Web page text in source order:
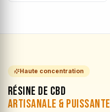
Haute concentration
Résine de CBD
Artisanale & Puissante